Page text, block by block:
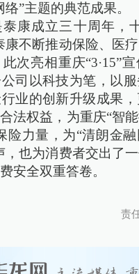
”主题的典范成果。
泰康成立三十周年，
康不断推动保险、医
次亮相重庆“3·15”
司以科技为笔，以
业的创新升级成果
法权益，为重庆“智
险力量，为“清朗金
，也为消费者交出了
安全双重答卷。
责